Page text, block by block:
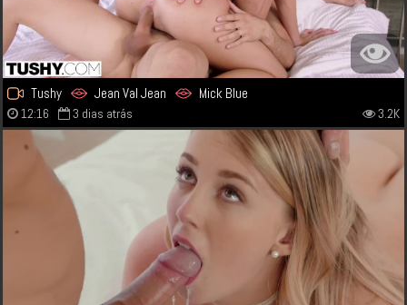
Tushy Jean Val Jean Mick Blue
12:16 3 dias atrás 3.2K